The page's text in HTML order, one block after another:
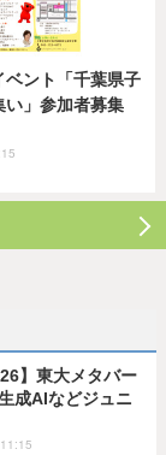
ベント「千葉県子
い」参加者募集
】東大メタバー
成AIなどジュニ